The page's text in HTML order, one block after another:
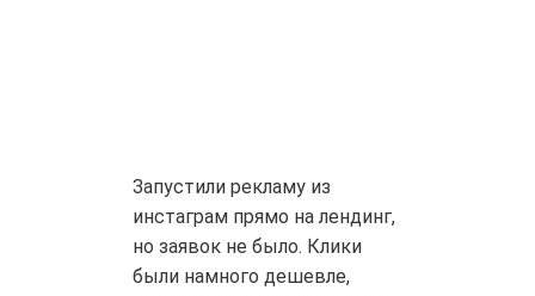
Запустили рекламу из
инстаграм прямо на лендинг,
но заявок не было. Клики
были намного дешевле,